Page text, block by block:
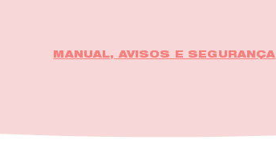
MANUAL, AVISOS E SEGURANÇA